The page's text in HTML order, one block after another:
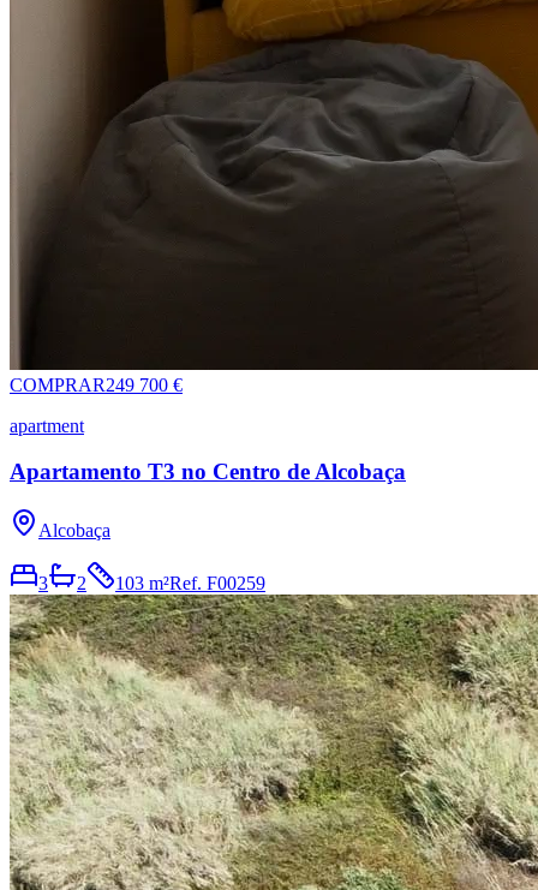
COMPRAR249 700 €
apartment
Apartamento T3 no Centro de Alcobaça
Alcobaça
3 2 103 m²Ref. F00259